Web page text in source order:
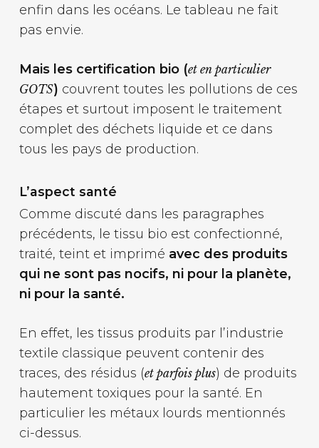
enfin dans les océans. Le tableau ne fait
pas envie.
Mais les certification bio (et en particulier
GOTS) couvrent toutes les pollutions de ces
étapes et surtout imposent le traitement
complet des déchets liquide et ce dans
tous les pays de production.
L’aspect santé
Comme discuté dans les paragraphes
précédents, le tissu bio est confectionné,
traité, teint et imprimé avec des produits
qui ne sont pas nocifs, ni pour la planète,
ni pour la santé.
En effet, les tissus produits par l’industrie
textile classique peuvent contenir des
traces, des résidus (et parfois plus) de produits
hautement toxiques pour la santé. En
particulier les métaux lourds mentionnés
ci-dessus.